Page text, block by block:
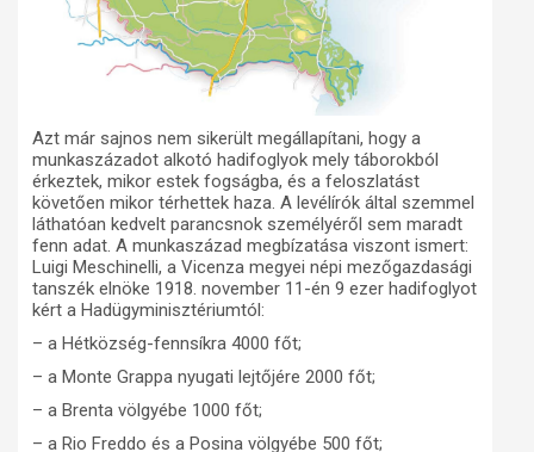
Azt már sajnos nem sikerült megállapítani, hogy a
munkaszázadot alkotó hadifoglyok mely táborokból
érkeztek, mikor estek fogságba, és a feloszlatást
követően mikor térhettek haza. A levélírók által szemmel
láthatóan kedvelt parancsnok személyéről sem maradt
fenn adat. A munkaszázad megbízatása viszont ismert:
Luigi Meschinelli, a Vicenza megyei népi mezőgazdasági
tanszék elnöke 1918. november 11-én 9 ezer hadifoglyot
kért a Hadügyminisztériumtól:
– a Hétközség-fennsíkra 4000 főt;
– a Monte Grappa nyugati lejtőjére 2000 főt;
– a Brenta völgyébe 1000 főt;
– a Rio Freddo és a Posina völgyébe 500 főt;